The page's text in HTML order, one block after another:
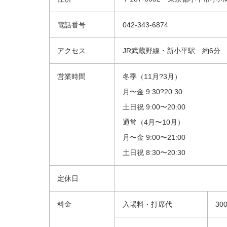
電話番号 042-343-6874
アクセス JR武蔵野線・新小平駅 約6分
営業時間
冬季（11月?3月）
月〜金 9:30?20:30
土日祝 9:00〜20:00
通常（4月〜10月）
月〜金 9:00〜21:00
土日祝 8:30〜20:30
定休日
料金 入場料・打席代